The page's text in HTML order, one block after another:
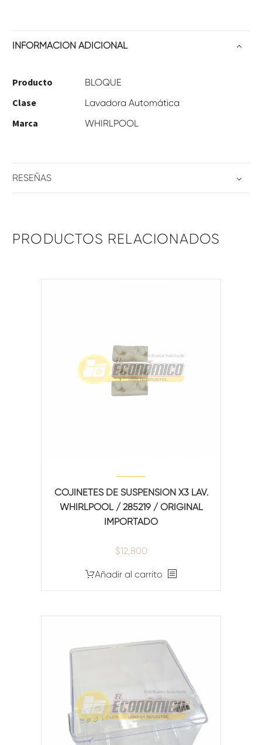
INFORMACIÓN ADICIONAL
Producto BLOQUE
Clase Lavadora Automática
Marca WHIRLPOOL
RESEÑAS
PRODUCTOS RELACIONADOS
COJINETES DE SUSPENSION X3 LAV.
WHIRLPOOL / 285219 / ORIGINAL
IMPORTADO
$12,800
Añadir al carrito